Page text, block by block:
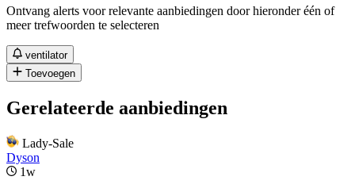
Ontvang alerts voor relevante aanbiedingen door hieronder één of
meer trefwoorden te selecteren
ventilator
Toevoegen
Gerelateerde aanbiedingen
Lady-Sale
Dyson
1w